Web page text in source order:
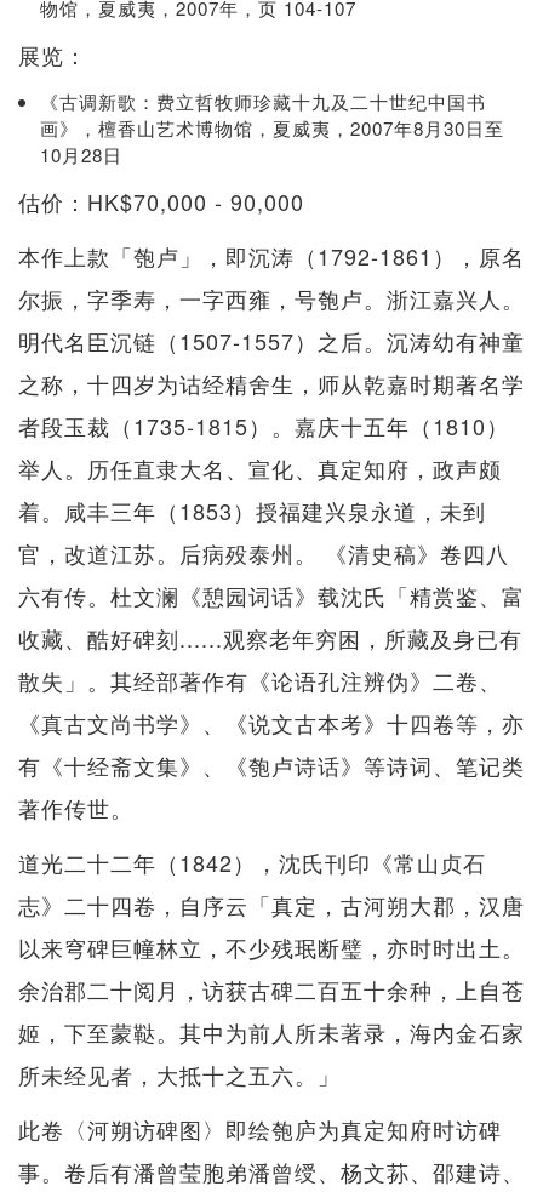
物馆，夏威夷，2007年，页 104-107
展览：
《古调新歌：费立哲牧师珍藏十九及二十世纪中国书
画》，檀香山艺术博物馆，夏威夷，2007年8月30日至
10月28日
估价：HK$70,000 - 90,000
本作上款「匏卢」，即沉涛（1792-1861），原名
尔振，字季寿，一字西雍，号匏卢。浙江嘉兴人。
明代名臣沉链（1507-1557）之后。沉涛幼有神童
之称，十四岁为诂经精舍生，师从乾嘉时期著名学
者段玉裁（1735-1815）。嘉庆十五​​年（1810）
举人。历任直隶大名、宣化、真定知府，政声颇
着。咸丰三年（1853）授福建兴泉永道，未到
官，改道江苏。后病殁泰州。 《清史稿》卷四八
六有传。杜文澜《憩园词话》载沈氏「精赏鉴、富
收藏、酷好碑刻......观察老年穷困，所藏及身已有
散失」。其经部著作有《论语孔注辨伪》二卷、
《真古文尚书学》、《说文古本考》十四卷等，亦
有《十经斋文集》、《匏卢诗话》等诗词、笔记类
著作传世。
道光二十二年（1842），沈氏刊印《常山贞石
志》二十四卷，自序云「真定，古河朔大郡，汉唐
以来穹碑巨幢林立，不少残珉断璧，亦时时出土。
余治郡二十阅月，访获古碑二百五十余种，上自苍
姬，下至蒙鞑。其中为前人所未著录，海内金石家
所未经见者，大抵十之五六。」
此卷〈河朔访碑图〉即绘匏庐为真定知府时访碑
事。卷后有潘曾莹胞弟潘曾绶、杨文荪、邵建诗、